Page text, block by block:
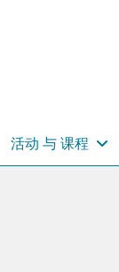
活动 与 课程